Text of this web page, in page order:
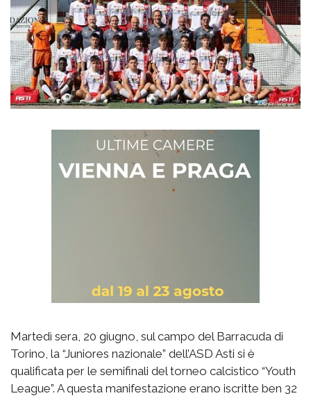
Martedì sera, 20 giugno, sul campo del Barracuda di
Torino, la “Juniores nazionale” dell’ASD Asti si è
qualificata per le semifinali del torneo calcistico “Youth
League”. A questa manifestazione erano iscritte ben 32